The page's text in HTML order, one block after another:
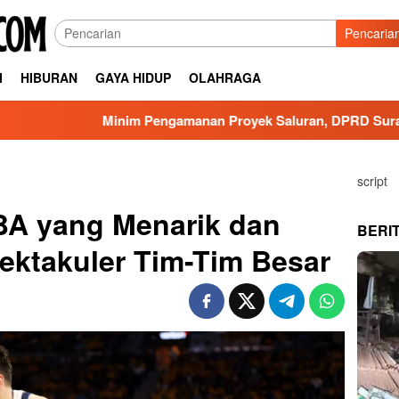
HIBURAN GAYA HIDUP OLAHRAGA
Minim Pengamanan Proyek Saluran, DPRD Surabaya Minta
yang Menarik dan
Tim-Tim Besar
script